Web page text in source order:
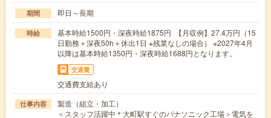
期間 即日～長期
時給
基本時給1500円・深夜時給1875円 【月収例】27.4万円（15
日勤務＋深夜50h＋休出1日 ※残業なしの場合） ※2027年4月
以降は基本時給1350円・深夜時給1688円となります。
交通費
交通費支給あり
仕事内容
製造（組立・加工）
＜スタッフ活躍中＊大町駅すぐのパナソニック工場＞電気を